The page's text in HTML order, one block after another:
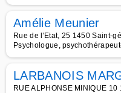
Amélie Meunier
Rue de l'Etat, 25 1450 Saint-
Psychologue,
LARBANOIS
RUE ALPHONSE MINIQUE